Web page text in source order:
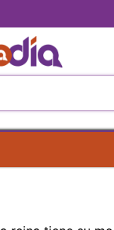
al
contenido
principal